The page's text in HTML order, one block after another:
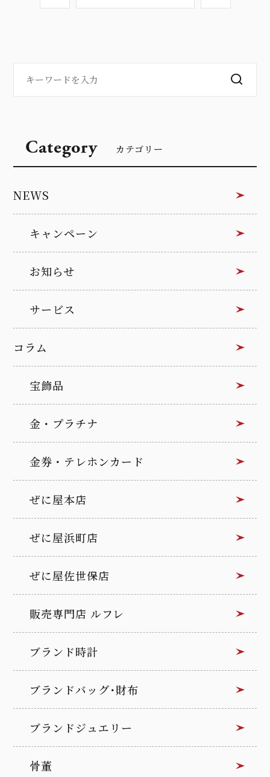
Category カテゴリー
NEWS
キャンペーン
お知らせ
サービス
コラム
宝飾品
金・プラチナ
金券・テレホンカード
ぜに屋本店
ぜに屋浜町店
ぜに屋佐世保店
販売専門店 ルフレ
ブランド時計
ブランドバッグ･財布
ブランドジュエリー
骨董